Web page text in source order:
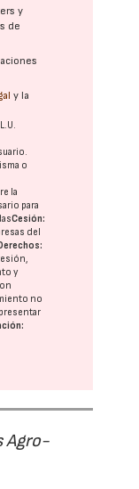
y
de
y la
o
la
para
Cesión:
del
Derechos:
y
no
Agro-